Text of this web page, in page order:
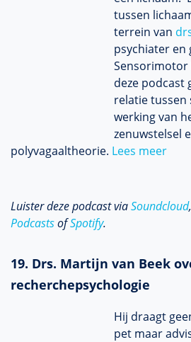
tussen
terrein van
psychiater en
Sensorimotor
deze podcast
relatie tussen
werking van
zenuwstelsel
polyvagaaltheorie. Lees meer
Luister deze podcast viaSoundcloud,
PodcastsofSpotify.
19. Drs. Martijn van Beek
recherchepsychologie
Hij draagt
pet maar